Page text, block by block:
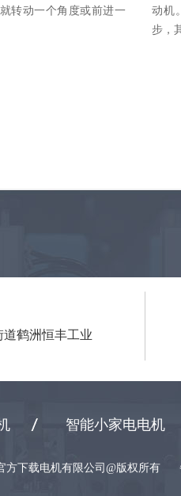
子就转动一个角度或前进一
动机
步
鹤洲恒丰工业
智能小家电电机
方下载电机有限公司@版权所有